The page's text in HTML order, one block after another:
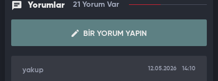
Etkinlik sırasında ofiste Medicare ve Medicaid Hizmetleri
Britt, ABD Sağlık Bakanı Yardımcısı Dorothy Fink ve diğer
davetliler de bulunuyordu. ABD kamuoyunda Trump’ın benzer
değerlendirmeler yapılıyor.
Yorumlar 21 Yorum Var
BIR YORUM YAPIN
yakup 12.05.2026 14:10